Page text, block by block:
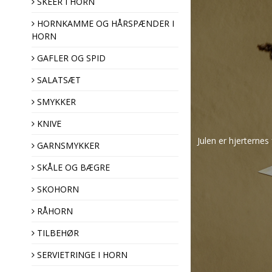
Hårspænder
Hornkamme
Pyntenåle
Hornknapper
Træknapper
HORNKAMME OG HÅRSPÆNDER I
HORN
GAFLER OG SPID
SALATSÆT
SMYKKER
KNIVE
GARNSMYKKER
SKÅLE OG BÆGRE
SKOHORN
RÅHORN
TILBEHØR
SERVIETRINGE I HORN
Julen er